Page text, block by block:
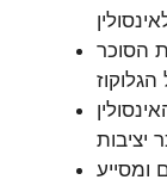
הסוכר
ומסייע